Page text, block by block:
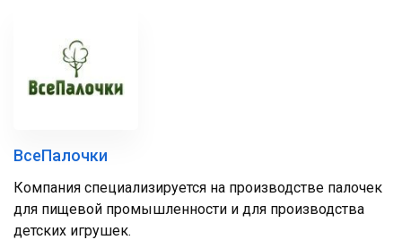
ВсеПалочки
Компания специализируется на производстве палочек
для пищевой промышленности и для производства
детских игрушек.